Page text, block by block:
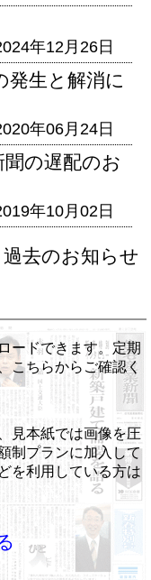
年12月26日
発生と解消に
年06月24日
の遅配のお
年10月02日
過去のお知らせ
ードできます。定期
こちらからご確認く
見本紙では画像を圧
制プランに加入して
を利用している方は